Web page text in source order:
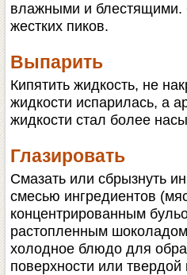
влажными и блестящими.
жестких пиков.
Выпарить
Кипятить жидкость, не
жидкости испарилась, а
жидкости стал более
Глазировать
Смазать или сбрызнуть
смесью ингредиентов
концентрированным
растопленным
холодное блюдо для
поверхности или твердой